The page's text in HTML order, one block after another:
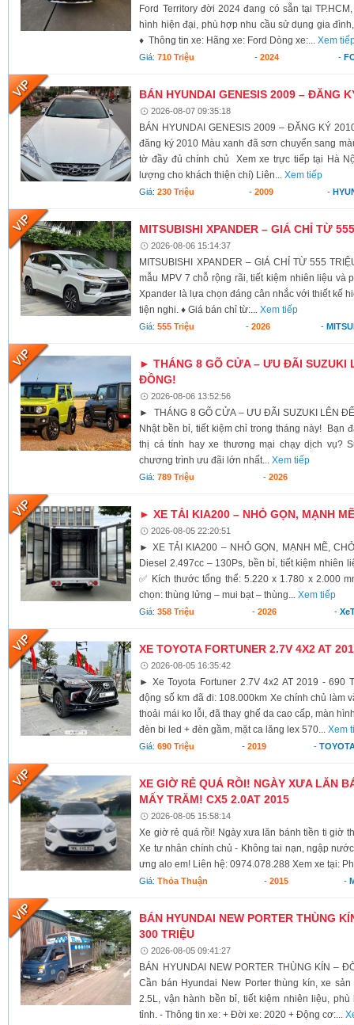
Ford Territory đời 2024 đang có sẵn tại
hình hiện đại, phù hợp nhu cầu sử dụng gia
♦ Thông tin xe: Hãng xe: Ford Dòng xe:...Xem
Giá:710 Triệu - 2024 -
BÁN HYUNDAI GENESIS 2009 – ĐĂNG
2026-08-07 09:35:18
BÁN HYUNDAI GENESIS 2009 – ĐĂNG KÝ
đăng ký 2010 Màu xanh đã sơn chuyển sang
tờ đầy đủ chính chủ Xem xe trực tiếp tại Hà
lượng cho khách thiện chí) Liên...Xem tiếp
Giá:230 Triệu - 2009 -
MITSUBISHI XPANDER – GIÁ CHỈ TỪ
2026-08-06 15:14:37
MITSUBISHI XPANDER – GIÁ CHỈ TỪ 555
mẫu MPV 7 chỗ rộng rãi, tiết kiệm nhiên liệu và
Xpander là lựa chọn đáng cân nhắc với thiết kế
tiện nghi. ♦ Giá bán chỉ từ:...Xem tiếp
Giá:555 Triệu - 2026 -
► THÁNG 8 GÕ CỬA – ƯU ĐÃI SUZUKI
ĐỒNG!
2026-08-06 13:52:56
► THÁNG 8 GÕ CỬA – ƯU ĐÃI SUZUKI LÊN
Nhật bền bỉ, tiết kiệm chỉ trong tháng này! Bạn
thị cá tính hay xe thương mại chạy dịch vụ?
chương trình ưu đãi lớn nhất...Xem tiếp
Giá:789 Triệu - 2026
► XE TẢI KIA200 – NHỎ GỌN, MẠNH
2026-08-05 22:20:51
► XE TẢI KIA200 – NHỎ GỌN, MẠNH MẼ,
Diesel 2.497cc – 130Ps, bền bỉ, tiết kiệm nhiên
✅ Kích thước tổng thể: 5.220 x 1.780 x 2.000
chọn: thùng lửng – mui bạt – thùng...Xem tiếp
Giá:358 Triệu -2026 -
XE TOYOTA FORTUNER 2.7V 4X2 AT
2026-08-05 16:35:42
► Xe Toyota Fortuner 2.7V 4x2 AT 2019 - 690
động số km đã đi: 108.000km Xe chính chủ làm
thoải mái ko lỗi, đã thay ghế da cao cấp, màn
đèn bi led + đèn gầm, mặt ca lăng lex 570...Xem
Giá:690 Triệu -2019 -
XE GIỜ RẺ QUÁ RỒI! NGÀY XƯA LĂN
MẤY TRĂM! CX5 2.0AT 2015
2026-08-05 15:58:14
Xe giờ rẻ quá rồi! Ngày xưa lăn bánh tiền ti giờ
Xe tư nhân chính chủ - Không tai nạn, ngập
ưng alo em! Liên hệ: 0974.078.288 Xem xe tại:
Giá:Thỏa Thuận - 2015 -
BÁN HYUNDAI NEW PORTER THÙNG
300 TRIỆU
2026-08-05 09:41:27
BÁN HYUNDAI NEW PORTER THÙNG KÍN –
Cần bán Hyundai New Porter thùng kín, xe
2.5L, vận hành bền bỉ, tiết kiệm nhiên liệu,
tỉnh. - Thông tin xe: + Đời xe: 2020 + Động cơ:...